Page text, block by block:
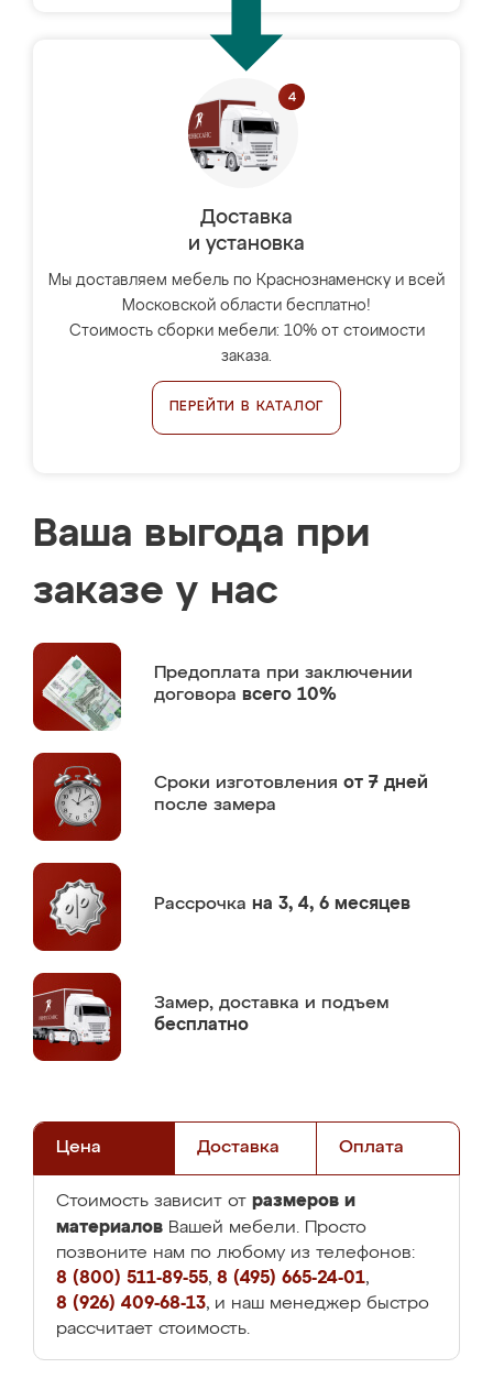
Доставка
и установка
Мы доставляем мебель по Краснознаменску и всей
Московской области бесплатно!
Стоимость сборки мебели: 10% от стоимости
заказа.
ПЕРЕЙТИ В КАТАЛОГ
Ваша выгода при
заказе у нас
Предоплата при заключении
договора всего 10%
Сроки изготовления от 7 дней
после замера
Рассрочка на 3, 4, 6 месяцев
Замер, доставка и подъем
бесплатно
Цена Доставка Оплата
Стоимость зависит от размеров и
материалов Вашей мебели. Просто
позвоните нам по любому из телефонов:
8 (800) 511-89-55, 8 (495) 665-24-01,
8 (926) 409-68-13, и наш менеджер быстро
рассчитает стоимость.